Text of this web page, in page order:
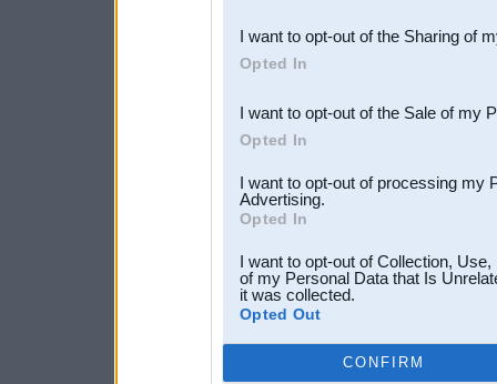
Downstream Participants
third parties.
I want to opt-out of the Sharing of
Opted In
I want to opt-out of the Sale of my
Opted In
I want to opt-out of processing my
Advertising.
Opted In
I want to opt-out of Collection,
of my Personal Data that Is
it was collected.
Opted Out
CONFIRM